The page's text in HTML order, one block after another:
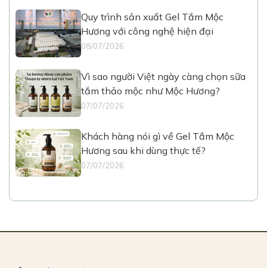
Quy trình sản xuất Gel Tắm Mộc
Hương với công nghệ hiện đại
08/07/2026
Vì sao người Việt ngày càng chọn sữa
tắm thảo mộc như Mộc Hương?
07/07/2026
Khách hàng nói gì về Gel Tắm Mộc
Hương sau khi dùng thực tế?
07/07/2026